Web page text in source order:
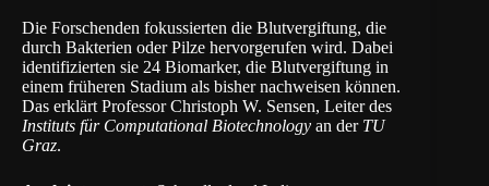
Die Forschenden fokussierten die Blutvergiftung, die
durch Bakterien oder Pilze hervorgerufen wird. Dabei
identifizierten sie 24 Biomarker, die Blutvergiftung in
einem früheren Stadium als bisher nachweisen können.
Das erklärt Professor Christoph W. Sensen, Leiter des
Instituts für Computational Biotechnology an der TU
Graz.